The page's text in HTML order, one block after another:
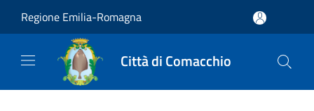
Regione Emilia-Romagna
Città di Comacchio